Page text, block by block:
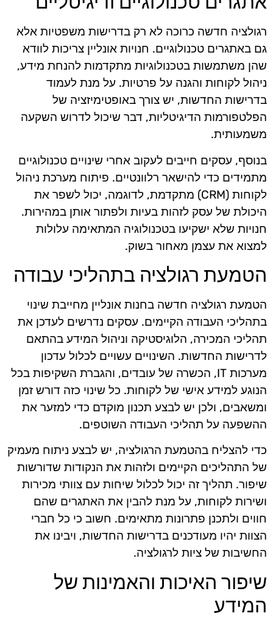
רגולציה חדשה כרוכה לא רק בדרישות משפטיות אלא
גם באתגרים טכנולוגיים. חנויות אונליין צריכות לוודא
שהן משתמשות בטכנולוגיות מתקדמות להנחת מידע,
ניהול לקוחות והגנה על פרטיות. על מנת לעמוד
בדרישות החדשות, יש צורך באופטימיזציה של
הפלטפורמות הדיגיטליות, דבר שיכול לדרוש השקעה
משמעותית.
בנוסף, עסקים חייבים לעקוב אחרי שינויים טכנולוגיים
מתמידים כדי להישאר רלוונטיים. פיתוח מערכת ניהול
לקוחות (CRM) מתקדמת, לדוגמה, יכול לשפר את
היכולת של עסק לזהות בעיות ולפתור אותן במהירות.
חנויות שלא ישקיעו בטכנולוגיה המתאימה עלולות
למצוא את עצמן מאחור בשוק.
הטמעת רגולציה בתהליכי עבודה
הטמעת רגולציה חדשה בחנות אונליין מחייבת שינוי
בתהליכי העבודה הקיימים. עסקים נדרשים לעדכן את
תהליכי המכירה, הלוגיסטיקה וניהול המידע בהתאם
לדרישות החדשות. השינויים עשויים לכלול עדכון
מערכות IT, הכשרה של עובדים, והגברת השקיפות בכל
הנוגע למידע אישי של לקוחות. כל שינוי כזה דורש זמן
ומשאבים, ולכן יש לבצע תכנון מוקדם כדי למזער את
ההשפעה על תהליכי העבודה השוטפים.
כדי להצליח בהטמעת הרגולציה, יש לבצע ניתוח מעמיק
של התהליכים הקיימים ולזהות את הנקודות שדורשות
שיפור. תהליך זה יכול לכלול שיחות עם צוותי מכירות
ושירות לקוחות, על מנת להבין את האתגרים שהם
חווים ולתכנן פתרונות מתאימים. חשוב כי כל חברי
הצוות יהיו מעודכנים בדרישות החדשות, ויבינו את
החשיבות של ציות לרגולציה.
שיפור האיכות והאמינות של
המידע